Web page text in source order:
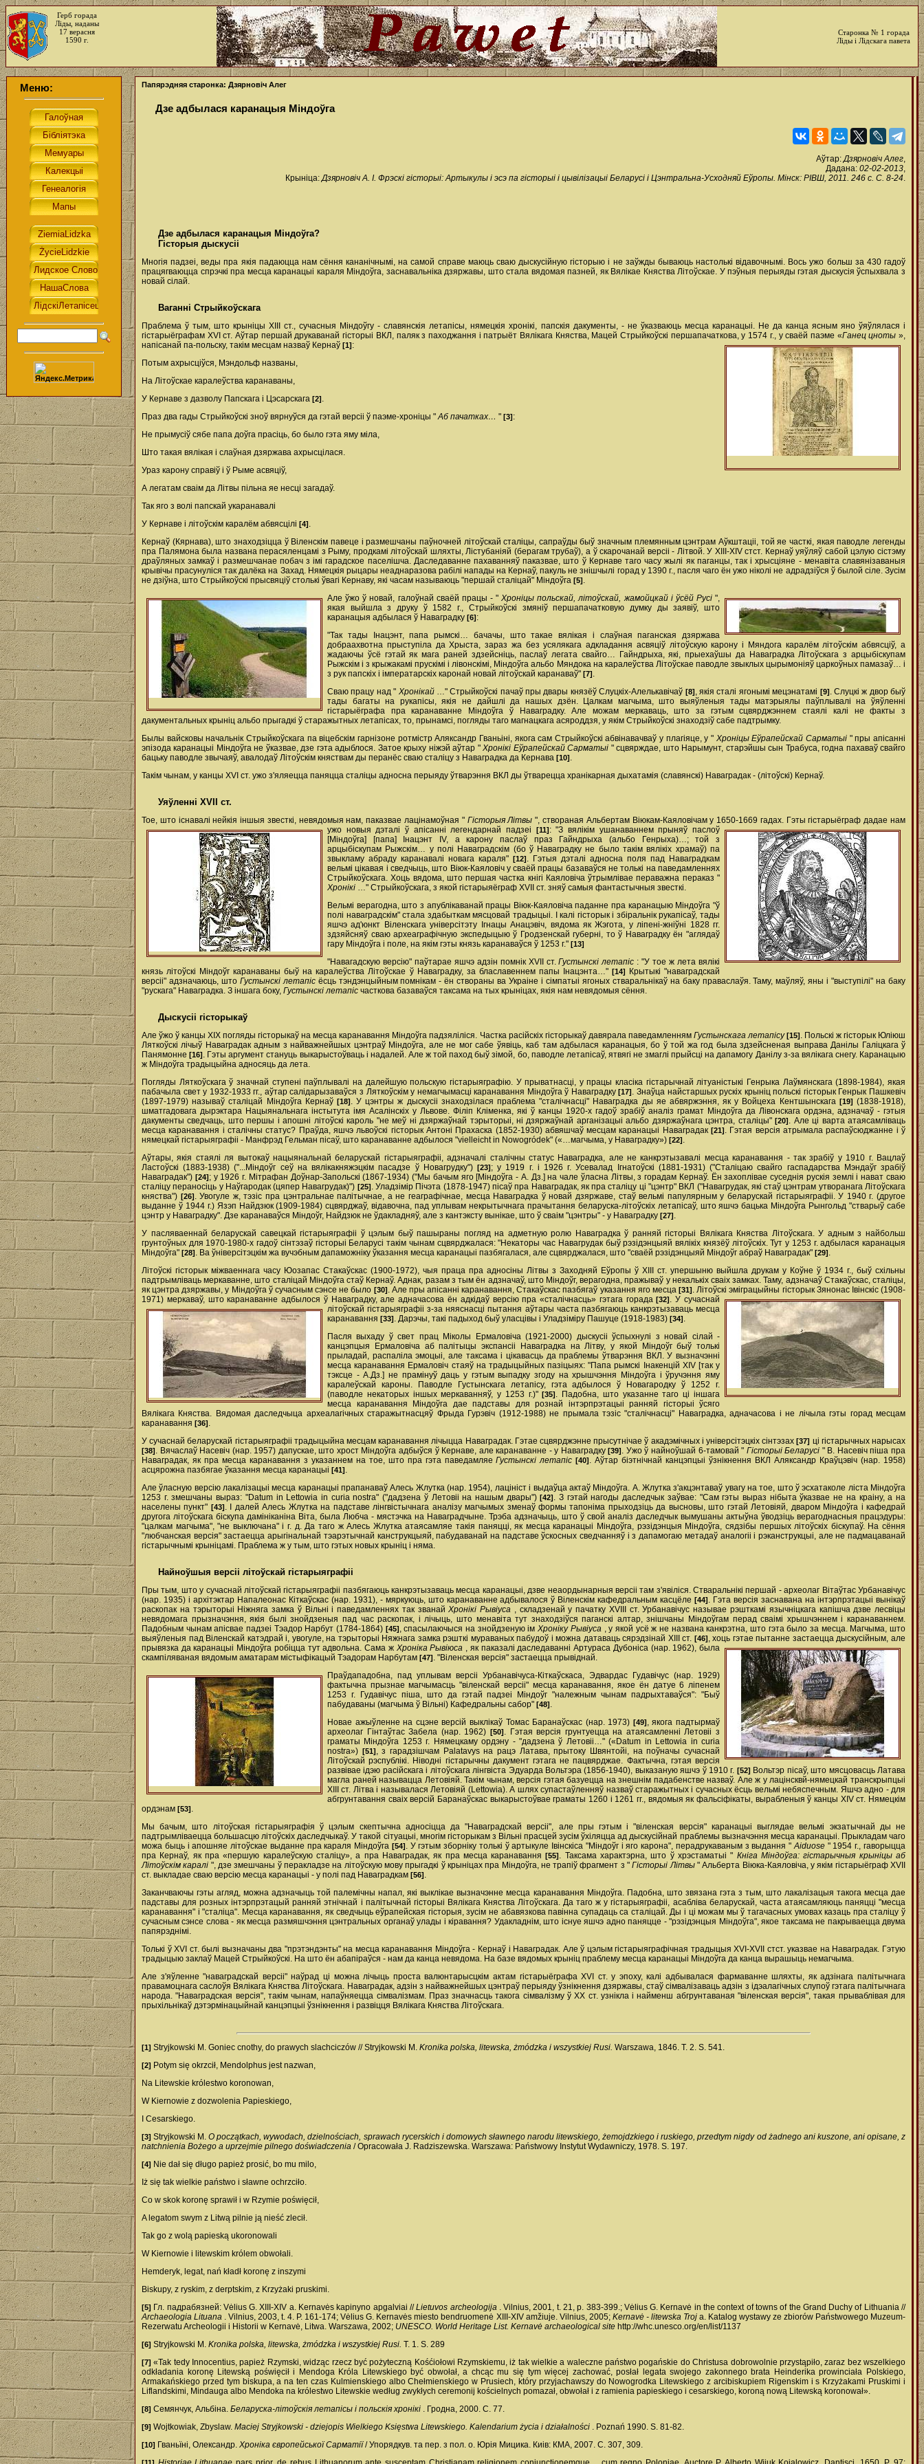
Герб горада
Ліды, наданы
17 верасня
1590 г.
Старонка № 1 горада
Ліды і Лідскага павета
Меню: Папярэдняя старонка: Дзярновіч Алег
Дзе адбылася каранацыя Міндоўга
Аўтар:Дзярновіч Алег,
Дадана: 02-02-2013,
Крыніца:Дзярновіч А. І. Фрэскі гісторыі: Артыкулы і эсэ па гісторыі і цывілізацыі Беларусі і Цэнтральна-Усходняй Еўропы. Мінск: РІВШ, 2011. 246 с. С. 8-24.
Дзе адбылася каранацыя Міндоўга?
Гісторыя дыскусіі
Многія падзеі, веды пра якія падаюцца нам сёння кананічнымі, на самой справе маюць сваю дыскусійную гісторыю і не заўжды бываюць настолькі відавочнымі. Вось ужо больш за 430 гадоў
працягваюцца спрэчкі пра месца каранацыі караля Міндоўга, заснавальніка дзяржавы, што стала вядомая пазней, як Вялікае Княства Літоўскае. У пэўныя перыяды гэтая дыскусія ўспыхвала з
новай сілай.
Ваганні Стрыйкоўскага
Праблема ў тым, што крыніцы ХІІІ ст., сучасныя Міндоўгу - славянскія летапісы, нямецкія хронікі, папскія дакументы, - не ўказваюць месца каранацыі. Не да канца ясным яно ўяўлялася і
гістарыёграфам XVI ст. Аўтар першай друкаванай гісторыі ВКЛ, паляк з паходжання і патрыёт Вялікага Княства, Мацей Стрыйкоўскі першапачаткова, у 1574 г., у сваёй паэме «Ганец цноты»,
напісанай па-польску, такім месцам назваў Кернаў [1]:
Потым ахрысціўся, Мэндольф названы,
На Літоўскае каралеўства каранаваны,
У Кернаве з дазволу Папскага і Цэсарскага [2].
Праз два гады Стрыйкоўскі зноў вярнуўся да гэтай версіі ў паэме-хроніцы "Аб пачатках… " [3]:
Не прымусіў сябе папа доўга прасіць, бо было гэта яму міла,
Што такая вялікая і слаўная дзяржава ахрысцілася.
Ураз карону справіў і ў Рыме асвяціў,
А легатам сваім да Літвы пільна яе несці загадаў.
Так яго з волі папскай укаранавалі
У Кернаве і літоўскім каралём абвясцілі [4].
Кернаў (Кярнава), што знаходзіцца ў Віленскім павеце і размешчаны паўночней літоўскай сталіцы, сапраўды быў значным племянным цэнтрам Аўкштаціі, той яе часткі, якая паводле легенды
пра Палямона была названа перасяленцамі з Рыму, продкамі літоўскай шляхты, Лістубаніяй (берагам трубаў), а ў скарочанай версіі - Літвой. У ХІІІ-XIV стст. Кернаў уяўляў сабой цэлую сістэму
драўляных замкаў і размешчанае побач з імі гарадское паселішча. Даследаванне пахаванняў паказвае, што ў Кернаве таго часу жылі як паганцы, так і хрысціяне - менавіта славянізаваныя
крывічы прасунуліся так далёка на Захад. Нямецкія рыцары неаднаразова рабілі напады на Кернаў, пакуль не знішчылі горад у 1390 г., пасля чаго ён ужо ніколі не адрадзіўся ў былой сіле. Зусім
не дзіўна, што Стрыйкоўскі прысвяціў столькі ўвагі Кернаву, які часам называюць "першай сталіцай" Міндоўга [5].
Але ўжо ў новай, галоўнай сваёй працы - "Хроніцы польскай, літоўскай, жамойцкай і ўсёй Русі ",
якая выйшла з друку ў 1582 г., Стрыйкоўскі змяніў першапачатковую думку ды заявіў, што
каранацыя адбылася ў Наваградку [6]:
"Так тады Інацэнт, папа рымскі… бачачы, што такае вялікая і слаўная паганская дзяржава
добраахвотна прыступіла да Хрыста, зараз жа без усялякага адкладання асвяціў літоўскую карону і Мяндога каралём літоўскім абвясціў, а
жадаючы ўсё гэтай як мага раней здзейсніць, паслаў легата свайго… Гайндрыха, які, прыехаўшы да Наваградка Літоўскага з арцыбіскупам
Рыжскім і з крыжакамі прускімі і лівонскімі, Міндоўга альбо Мяндока на каралеўства Літоўскае паводле звыклых цырымоніяў царкоўных памазаў… і
з рук папскіх і імператарскіх каронай новай літоўскай каранаваў" [7].
Сваю працу над " Хронікай …" Стрыйкоўскі пачаў пры двары князёў Слуцкіх-Алелькавічаў [8], якія сталі ягонымі мецэнатамі [9]. Слуцкі ж двор быў
тады багаты на рукапісы, якія не дайшлі да нашых дзён. Цалкам магчыма, што выяўленыя тады матэрыялы паўплывалі на ўяўленні
гістарыёграфа пра каранаванне Міндоўга ў Наваградку. Але можам меркаваць, што за гэтым сцвярджэннем стаялі калі не факты з
дакументальных крыніц альбо прыгадкі ў старажытных летапісах, то, прынамсі, погляды таго магнацкага асяроддзя, у якім Стрыйкоўскі знаходзіў сабе падтрымку.
Былы вайсковы начальнік Стрыйкоўскага па віцебскім гарнізоне ротмістр Аляксандр Гваньіні, якога сам Стрыйкоўскі абвінавачваў у плагіяце, у " Хроніцы Еўрапейскай Сарматыі " пры апісанні
эпізода каранацыі Міндоўга не ўказвае, дзе гэта адыблося. Затое крыху ніжэй аўтар "Хронікі Еўрапейскай Сарматыі " сцвярждае, што Нарымунт, старэйшы сын Трабуса, годна пахаваў свайго
бацьку паводле звычаяў, авалодаў Літоўскім княствам ды перанёс сваю сталіцу з Наваградка да Кернава [10].
Такім чынам, у канцы XVI ст. ужо з'яляецца паняцца сталіцы адносна перыяду ўтварэння ВКЛ ды ўтварецца хранікарная дыхатамія (славянскі) Наваградак - (літоўскі) Кернаў.
Уяўленні XVII ст.
Тое, што існавалі нейкія іншыя звесткі, невядомыя нам, паказвае лацінамоўная " Гісторыя Літвы", створаная Альбертам Віюкам-Каяловічам у 1650-1669 гадах. Гэты гістарыёграф дадае нам
ужо новыя дэталі ў апісанні легендарнай падзеі
[11]: "З вялікім ушанаваннем прыняў паслоў
[Міндоўга] [папа] Інацэнт IV, а карону паслаў праз Гайндрыха (альбо Генрыха)…; той з
арцыбіскупам Рыжскім… у полі Наваградскім (бо ў Наваградку не было такім вялікіх храмаў) па
звыкламу абраду каранавалі новага караля" [12]. Гэтыя дэталі адносна поля пад Наваградкам
вельмі цікавая і сведчыць, што Віюк-Каяловіч у сваёй працы базаваўся не толькі на паведамленнях
Стрыйкоўскага. Хоць вядома, што першая частка кнігі Каяловіча ўтрымлівае пераважна пераказ "
Хронікі …" Стрыйкоўскага, з якой гістарыяёграф XVII ст. зняў самыя фантастычныя звесткі.
Вельмі верагодна, што з апублікаванай працы Віюк-Каяловіча паданне пра каранацыю Міндоўга "ў
полі наваградскім" стала здабыткам мясцовай традыцыі. І калі гісторык і збіральнік рукапісаў, тады
яшчэ ад'юнкт Віленскага універсітэту Ігнацы Анацэвіч, вядома як Жэгота, у ліпені-жніўні 1828 гг.
здзяйсняў сваю археаграфічную экспедыцыю ў Гродзенскай губерні, то ў Наваградку ён "аглядаў
гару Міндоўга і поле, на якім гэты князь каранаваўся ў 1253 г." [13]
"Навагадскую версію" паўтарае яшчэ адзін помнік XVII ст.Густынскі летапіс : "У тое ж лета вялікі
князь літоўскі Міндоўг каранаваны быў на каралеўства Літоўскае ў Наваградку, за блаславеннем папы Інацэнта…" [14]
Крытыкі "наваградскай
версіі" адзначаюць, што Густынскі летапіс ёсць тэндэнцыйным помнікам - ён створаны ва Украіне і сімпатыі ягоных стваральнікаў на баку праваслаўя. Таму, маўляў, яны і "выступілі" на баку
"рускага" Наваградка. З іншага боку, Густынскі летапіс часткова базаваўся таксама на тых крыніцах, якія нам невядомыя сёння.
Дыскусіі гісторыкаў
Але ўжо ў канцы XIX погляды гісторыкаў на месца каранавання Міндоўга падзяліліся. Частка расійскіх гісторыкаў давярала паведамленням Густынскага летапісу[15]. Польскі ж гісторык Юліюш
Ляткоўскі лічыў Наваградак адным з найважнейшых цэнтраў Міндоўга, але не мог сабе ўявіць, каб там адбылася каранацыя, бо ў той жа год была здзейсненая выправа Данілы Галіцкага ў
Панямонне[16]. Гэты аргумент стануць выкарыстоўваць і надалей. Але ж той паход быў зімой, бо, паводле летапісаў, ятвягі не змаглі прыйсці на дапамогу Данілу з-за вялікага снегу. Каранацыю
ж Міндоўга традыцыйна адносяць да лета.
Погляды Ляткоўскага ў значнай ступені паўплывалі на далейшую польскую гістарыяграфію. У прыватнасці, у працы класіка гістарычнай літуаністыкі Генрыка Лаўмянскага (1898-1984), якая
пабачыла свет у 1932-1933 гг., аўтар салідарызаваўся з Ляткоўскім у немагчымасці каранавання Міндоўга ў Наваградку[17]. Знаўца найстаршых рускіх крыніц польскі гісторык Генрык Пашкевіч
(1897-1979) называў сталіцай Міндоўга Кернаў [18]. У цэнтры ж дыскусіі знаходзілася праблема "сталічнасці" Наваградка ды яе абвяржэння, як у Войцеха Кентшынскага [19] (1838-1918),
шматгадовага дырэктара Нацыянальнага інстытута імя Асалінскіх у Львове. Філіп Кліменка, які ў канцы 1920-х гадоў зрабіў аналіз грамат Міндоўга да Лівонскага ордэна, адзначаў - гэтыя
дакументы сведчаць, што першы і апошні літоўскі кароль "не меў ні дзяржаўнай тэрыторыі, ні дзяржаўнай арганізацыі альбо дзяржаўнага цэнтра, сталіцы"[20]. Але ці варта атаясамліваць
месца каранавання і сталічны статус? Праўда, яшчэ львоўскі гісторык Антоні Прахаска (1852-1930) абвяшчаў месцам каранацыі Наваградак[21]. Гэтая версія атрымала распаўсюджанне і ў
нямецкай гістарыяграфіі - Манфрэд Гельман пісаў, што каранаванне адбылося "vielleicht in Nowogródek" («…магчыма, у Наваградку») [22].
Аўтары, якія стаялі ля вытокаў нацыянальнай беларускай гістарыяграфіі, адзначалі сталічны статус Наваградка, але не канкрэтызавалі месца каранавання - так зрабіў у 1910 г. Вацлаў
Ластоўскі (1883-1938) ("...Міндоўг сеў на вялікакняжэцкім пасадзе ў Новагрудку") [23]; у 1919 г. і 1926 г. Усевалад Ігнатоўскі (1881-1931) ("Сталіцаю свайго гаспадарства Мэндаўг зрабіў
Наваградак") [24]; у 1926 г. Мітрафан Доўнар-Запольскі (1867-1934) ("Мы бачым яго [Міндоўга - А. Дз.] на чале ўласна Літвы, з горадам Кернаў. Ён захоплівае суседнія рускія землі і нават сваю
сталіцу пераносіць у Наўгародак (цяпер Навагрудак)") [25]. Уладзімір Пічэта (1878-1947) пісаў пра Наваградак, як пра сталіцу ці "цэнтр" ВКЛ ("Навагрудак, які стаў цэнтрам утворанага Літоўскага
княства") [26]. Увогуле ж, тэзіс пра цэнтральнае палітычнае, а не геаграфічнае, месца Наваградка ў новай дзяржаве, стаў вельмі папулярным у беларускай гістарыяграфіі. У 1940 г. (другое
выданне ў 1944 г.) Язэп Найдзюк (1909-1984) сцвярджаў, відавочна, пад уплывам некрытычнага прачытання беларуска-літоўскіх летапісаў, што яшчэ бацька Міндоўга Рынгольд "стварыў сабе
цэнтр у Наваградку". Дзе каранаваўся Міндоўг, Найдзюк не ўдакладняў, але з кантэксту вынікае, што ў сваім "цэнтры" - у Наваградку [27].
У пасляваеннай беларускай савецкай гістарыяграфіі ў цэлым быў пашыраны погляд на адметную ролю Наваградка ў ранняй гісторыі Вялікага Княства Літоўскага. У адным з найбольш
грунтоўных для 1970-1980-х гадоў сінтэзаў гісторыі Беларусі такім чынам сцвярджалася: "Некаторы час Навагрудак быў рэзідэнцыяй вялікіх князёў літоўскіх. Тут у 1253 г. адбылася каранацыя
Міндоўга" [28]. Ва ўніверсітэцкім жа вучэбным дапаможніку ўказання месца каранацыі пазбягалася, але сцвярджалася, што "сваёй рэзідэнцыяй Міндоўг абраў Наваградак" [29].
Літоўскі гісторык міжваеннага часу Юозапас Стакаўскас (1900-1972), чыя праца пра адносіны Літвы з Заходняй Еўропы ў ХІІІ ст. упершыню выйшла друкам у Коўне ў 1934 г., быў схільны
падтрымліваць меркаванне, што сталіцай Міндоўга стаў Кернаў. Аднак, разам з тым ён адзначаў, што Міндоўг, верагодна, пражываў у некалькіх сваіх замках. Таму, адзначаў Стакаўскас, сталіцы,
як цэнтра дзяржавы, у Міндоўга ў сучасным сэнсе не было [30]. Але пры апісанні каранавання, Стакаўскас пазбягаў указання яго месца[31]. Літоўскі эміграцыйны гісторык Зянонас Івінскіс (1908-
1971) меркаваў, што каранаванне адбылося ў Наваградку, але адначасова ён адкідаў версію пра «сталічнасць» гэтага горада[32]. У сучаснай
літоўскай гістарыяграфіі з-за няяснасці пытання аўтары часта пазбягаюць канкрэтызаваць месца
каранавання [33]. Дарэчы, такі падыход быў уласцівы і Уладзіміру Пашуце (1918-1983) [34].
Пасля выхаду ў свет прац Міколы Ермаловіча (1921-2000) дыскусіі ўспыхнулі з новай сілай -
канцэпцыя Ермаловіча аб палітыцы экспансіі Наваградка на Літву, у якой Міндоўг быў толькі
прыладай, распаліла эмоцыі, але таксама і цікавасць да праблемы ўтварэння ВКЛ. У вызначэнні
месца каранавання Ермаловіч стаяў на традыцыйных пазіцыях: "Папа рымскі Інакенцій XIV [так у
тэксце - А.Дз.] не прамінуў даць у гэтым выпадку згоду на хрышчэння Міндоўга і ўручэння яму
каралеўскай кароны. Паводле Густынскага летапісу, гэта адбылося ў Новагародку ў 1252 г.
(паводле некаторых іншых меркаванняў, у 1253 г.)"[35]. Падобна, што указанне таго ці іншага
месца каранавання Міндоўга дае падставы для рознай інтэрпрэтацыі ранняй гісторыі ўсяго
Вялікага Княства. Вядомая даследчыца археалагічных старажытнасцяў Фрыда Гурэвіч (1912-1988) не прымала тэзіс "сталічнасці" Наваградка, адначасова і не лічыла гэты горад месцам
каранавання [36].
У сучаснай беларускай гістарыяграфіі традыцыйна месцам каранавання лічыцца Наваградак. Гэтае сцвярджэнне прысутнічае ў акадэмічных і універсітэцкіх сінтэзах[37] ці гістарычных нарысах
[38]. Вячаслаў Насевіч (нар. 1957) дапускае, што хрост Міндоўга адбыўся ў Кернаве, але каранаванне - у Наваградку[39]. Ужо ў найноўшай 6-тамовай " Гісторыі Беларусі " В. Насевіч піша пра
Наваградак, як пра месца каранавання з указаннем на тое, што пра гэта паведамляеГустынскі летапіс[40]. Аўтар біэтнічнай канцэпцыі ўзнікнення ВКЛ Аляксандр Краўцэвіч (нар. 1958)
асцярожна пазбягае ўказання месца каранацыі [41].
Але ўласную версію лакалізацыі месца каранацыі прапанаваў Алесь Жлутка (нар. 1954), лацініст і выдаўца актаў Міндоўга. А. Жлутка з'акцэнтаваў увагу на тое, што ў эсхатаколе ліста Міндоўга
1253 г. змешчаны выраз: "Datum in Lettowia in curia nostra" ("дадзена ў Летовіі на нашым двары")[42]. З гэтай нагоды даследчык заўвае: "Сам гэты выраз нібыта ўказвае не на краіну, а на
населены пункт" [43]. І далей Алесь Жлутка на падставе лінгвістычнага аналізу магчымых зменаў формы тапоніма прыходзіць да высновы, што гэтай Летовіяй, дваром Міндоўга і кафедрай
другога літоўскага біскупа дамініканіна Віта, была Любча - мястэчка на Наваградчыне. Трэба адзначыць, што ў свой аналіз даследчык вымушаны актыўна ўводзіць верагоднасныя працэдуры:
"цалкам магчыма", "не выключана" і г. д. Да таго ж Алесь Жлутка атаясамляе такія паняцці, як месца каранацыі Міндоўга, рэзідэнцыя Міндоўга, сядзібы першых літоўскіх біскупаў. На сёння
"любчанская версія" застаецца арыгінальнай тэарэтычнай канструкцыяй, пабудаванай на падставе ўскосных сведчанняў і з дапамогаю метадаў аналогіі і рэканструкцыі, але не падмацаванай
гістарычнымі крыніцамі. Праблема ж у тым, што гэтых новых крыніц і няма.
Найноўшыя версіі літоўскай гістарыяграфіі
Пры тым, што у сучаснай літоўскай гістарыяграфіі пазбягаюць канкрэтызаваць месца каранацыі, дзве неаордынарныя версіі там з'явіліся. Стваральнікі першай - археолаг Вітаўтас Урбанавічус
(нар. 1935) і архітэктар Напалеонас Кіткаўскас (нар. 1931), - мяркуюць, што каранаванне адбывалося ў Віленскім кафедральным касцёле[44]. Гэта версія заснавана на інтэрпрэтацыі вынікаў
раскопак на тэрыторыі Ніжняга замка ў Вільні і паведамленнях так званайХронікі Рывіуса , складзенай у пачатку XVIII ст. Урбанавічус называе рэшткамі язычніцкага капішча дзве лесвіцы
невядомага прызначэння, якія былі знойдзеныя пад час раскопак, і лічыць, што менавіта тут знаходзіўся паганскі алтар, знішчаны Міндоўгам перад сваімі хрышчэннем і каранаваннем.
Падобным чынам апісвае падзеі Тэадор Нарбут (1784-1864) [45], спасылаючыся на знойдзеную імХроніку Рывіуса , у якой усё ж не названа канкрэтна, што гэта было за месца. Магчыма, што
выяўленыя пад Віленскай катэдрай і, увогуле, на тэрыторыі Няжнага замка рэшткі мураваных пабудоў і можна датаваць сярэдзінай ХІІІ ст. [46], хоць гэтае пытанне застаецца дыскусійным, але
прывязка да каранацыі Міндоўга робіцца тут адвольна. Сама ж Хроніка Рывіюса , як паказалі даследаванні Артураса Дубоніса (нар. 1962), была
скампіляваная вядомым аматарам містыфікацый Тэадорам Нарбутам [47]. "Віленская версія" застаецца прывіднай.
Праўдападобна, пад уплывам версіі Урбанавічуса-Кіткаўскаса, Эдвардас Гудавічус (нар. 1929)
фактычна прызнае магчымасць "віленскай версіі" месца каранавання, якое ён датуе 6 ліпенем
1253 г. Гудавічус піша, што да гэтай падзеі Міндоўг "належным чынам падрыхтаваўся": "Быў
пабудаваны (магчыма ў Вільні) Кафедральны сабор" [48].
Новае ажыўленне на сцэне версій выклікаў Томас Баранаўскас (нар. 1973) [49], якога падтырмаў
археолаг Гінтаўтас Забела (нар. 1962) [50]. Гэтая версія грунтуецца на атаясамленні Летовіі з
граматы Міндоўга 1253 г. Нямецкаму ордэну - "дадзена ў Летовіі…" («Datum in Lettowia in curia
nostra») [51], з гарадзішчам Palatavys на рацэ Латава, прытоку Швянтойі, на поўначы сучаснай
Літоўскай рэспублікі. Ніводні гістарычны дакумент гэтага не пацвярджае. Фактычна, гэтая версія
развівае ідэю расійскага і літоўскага лінгвіста Эдуарда Вольтэра (1856-1940), выказаную яшчэ ў 1910 г. [52] Вольтэр пісаў, што мясцовасць Латава
магла раней называцца Летовіяй. Такім чынам, версія гэтая базуецца на знешнім падабенстве назваў. Але ж у лацінсквй-нямецкай транскрыпцыі
ХІІІ ст. Літва і называлася Летовіяй (Lettowia). А шлях супастаўленняў назваў старажытных і сучасных ёсць вельмі небяспечным. Яшчэ адно - для
абгрунтавання сваіх версій Баранаўскас выкарыстоўвае граматы 1260 і 1261 гг., вядомыя як фальсіфікаты, вырабленыя ў канцы XIV ст. Нямецкім
ордэнам [53].
Мы бачым, што літоўская гістарыяграфія ў цэлым скептычна адносіцца да "Наваградскай версіі", але пры гэтым і "віленская версія" каранацыі выглядае вельмі экзатычнай ды не
падтрымліваецца большасцю літоўскіх даследчыкаў. У такой сітуацыі, многім гісторыкам з Вільні прасцей зусім ўхіляцца ад дыскусійнай праблемы вызначэння месца каранацыі. Прыкладам чаго
можа быць і апошняе літоўскае выданне пра караля Міндоўга [54]. У гэтым зборніку толькі ў артыкуле Івінскіса "Міндоўг і яго карона", перадрукаваным з выдання "Aiduose " 1954 г., гаворыцца
пра Кернаў, як пра «першую каралеўскую сталіцу», а пра Наваградак, як пра месца каранавання[55]. Таксама характэрна, што ў хрэстаматыі " Кніга Міндоўга: гістарычныя крыніцы аб
Літоўскім каралі ", дзе змешчаны ў перакладзе на літоўскую мову прыгадкі ў крыніцах пра Міндоўга, не трапіў фрагмент з "Гісторыі Літвы" Альберта Віюка-Каяловіча, у якім гістарыёграф XVII
ст. выкладае сваю версію месца каранацыі - у полі пад Наваградкам [56].
Заканчваючы гэты агляд, можна адзначыць той палемічны напал, які выклікае вызначэнне месца каранавання Міндоўга. Падобна, што звязана гэта з тым, што лакалізацыя такога месца дае
падставы для розных інтэрпрэтацый ранняй этнічнай і палітычнай гісторыі Вялікага Княства Літоўскага. Да таго ж у гістарыяграфіі, асабліва беларускай, часта атаясамляюць паняцці "месца
каранавання" і "сталіца". Месца каранавання, як сведчыць еўрапейская гісторыя, зусім не абавязкова павінна супадаць са сталіцай. Ды і ці можам мы ў тагачасных умовах казаць пра сталіцу ў
сучасным сэнсе слова - як месца размяшчэння цэнтральных органаў улады і кіравання? Удакладнім, што існуе яшчэ адно паняцце - "рэзідэнцыя Міндоўга", якое таксама не пакрываецца двума
папярэднімі.
Толькі ў XVI ст. былі вызначаны два "прэтэндэнты" на месца каранавання Міндоўга - Кернаў і Наваградак. Але ў цэлым гістарыяграфічная традыцыя XVI-XVII стст. указвае на Наваградак. Гэтую
традыцыю заклаў Мацей Стрыйкоўскі. На што ён абапіраўся - нам да канца невядома. На базе вядомых крыніц праблему месца каранацыі Міндоўга да канца вырашыць немагчыма.
Але з'яўленне "наваградскай версіі" наўрад ці можна лічыць проста валюнтарысцкім актам гістарыёграфа XVI ст. у эпоху, калі адбывалася фармаванне шляхты, як адзінага палітычнага
правамоцнага саслоўя Вялікага Княства Літоўскага. Наваградак, адзін з найважнейшых цэнтраў перыяду ўзнікнення дзяржавы, стаў сімвалізаваць адзін з ідэалагічных слупоў гэтага палітычнага
народа. "Наваградская версія", такім чынам, напаўняецца сімвалізмам. Праз значнасць такога сімвалізму ў ХХ ст. узнікла і найменш абгрунтаваная "віленская версія", такая прываблівая для
прыхільнікаў дэтэрмінацыйнай канцэпцыі ўзнікнення і развіцця Вялікага Княства Літоўскага.
[1] Stryjkowski M. Goniec cnothy, do prawych slachciczów // Stryjkowski M. Kronika polska, litewska, żmódzka i wszystkiej Rusi. Warszawa, 1846. T. 2. S. 541.
[2] Potym się okrzcił, Mendolphus jest nazwan,
Na Litewskie królestwo koronowan,
W Kiernowie z dozwolenia Papieskiego,
I Cesarskiego.
[3] Stryjkowski M.O początkach, wywodach, dzielnościach, sprawach rycerskich i domowych sławnego narodu litewskiego, żemojdzkiego i ruskiego, przedtym nigdy od żadnego ani kuszone, ani opisane, z
natchnienia Bożego a uprzejmie pilnego doświadczenia / Opracowała J. Radziszewska. Warszawa: Państwowy Instytut Wydawniczy, 1978. S. 197.
[4] Nie dał się długo papież prosić, bo mu milo,
Iż się tak wielkie państwo i sławne ochrzciło.
Co w skok koronę sprawił i w Rzymie poświęcił,
A legatom swym z Litwą pilnie ją nieść zlecił.
Tak go z wolą papieską ukoronowali
W Kiernowie i litewskim królem obwołali.
Hemderyk, legat, nań kładł koronę z inszymi
Biskupy, z ryskim, z derptskim, z Krzyżaki pruskimi.
[5] Гл. падрабязней: Vėlius G. XIII-XIV a. Kernavės kapinyno apgalviai //Lietuvos archeologija . Vilnius, 2001, t. 21, p. 383-399.; Vėlius G. Kernavė in the context of towns of the Grand Duchy of Lithuania //
Archaeologia Lituana . Vilnius, 2003, t. 4. P. 161-174; Vėlius G. Kernavės miesto bendruomenė XIII-XIV amžiuje. Vilnius, 2005; Kernavė - litewska Troj a. Katalog wystawy ze zbiorów Państwowego Muzeum-
Rezerwatu Archeologii i Historii w Kernavė, Litwa. Warszawa, 2002; UNESCO. World Heritage List. Kernavė archaeological site http://whc.unesco.org/en/list/1137
[6] Stryjkowski M. Kronika polska, litewska, żmódzka i wszystkiej Rusi. T. 1. S. 289
[7] «Tak tedy Innocentius, papież Rzymski, widząc rzecz być pożyteczną Kośćiołowi Rzymskiemu, iż tak wielkie a waleczne państwo pogańskie do Christusa dobrowolnie przystąpiło, zaraz bez wszelkiego
odkładania koronę Litewską poświęcił i Mendoga Króla Litewskiego być obwołał, a chcąc mu się tym więcej zachować, posłał legata swojego zakonnego brata Heinderika prowinciała Polskiego,
Armakańskiego przed tym biskupa, a na ten czas Kulmienskiego albo Chełmienskiego w Prusiech, który przyjachawszy do Nowogrodka Litewskiego z arcibiskupiem Rigenskim i s Krzyżakami Pruskimi i
Liflandskimi, Mindauga albo Mendoka na królestwo Litewskie według zwykłych ceremonij kościelnych pomazał, obwołał i z ramienia papieskiego i cesarskiego, koroną nową Litewską koronował».
[8] Семянчук, Альбіна. Беларуска-літоўскія летапісы і польскія хронікі . Гродна, 2000. С. 77.
[9] Wojtkowiak, Zbyslaw. Maciej Stryjkowski - dziejopis Wielkiego Księstwa Litewskiego. Kalendarium życia i działalności . Poznań 1990. S. 81-82.
[10] Гваньïні, Олександр. Хроніка європейськоï Сарматіï/ Упорядкув. та пер. з пол. о. Юрія Мицика. Киів: КМА, 2007. С. 307, 309.